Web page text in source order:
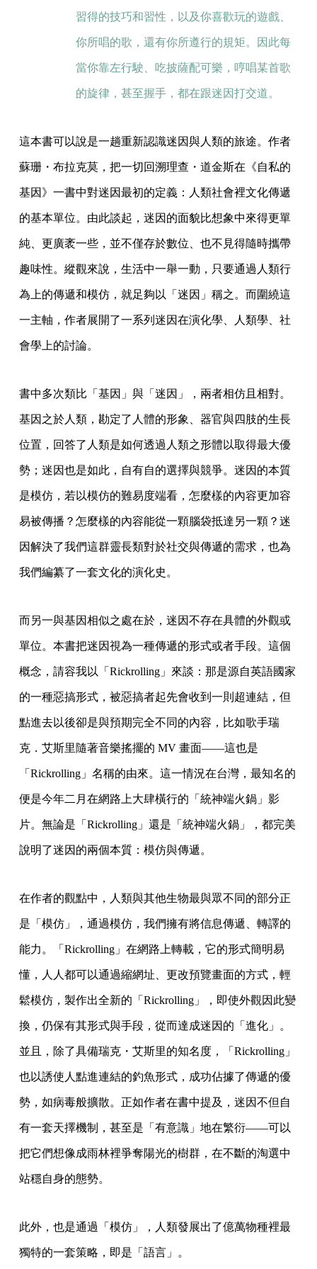
習得的技巧和習性，以及你喜歡玩的遊戲、
你所唱的歌，還有你所遵行的規矩。因此每
當你靠左行駛、吃披薩配可樂，哼唱某首歌
的旋律，甚至握手，都在跟迷因打交道。
這本書可以說是一趟重新認識迷因與人類的旅途。作者
蘇珊・布拉克莫，把一切回溯理查・道金斯在《自私的
基因》一書中對迷因最初的定義：人類社會裡文化傳遞
的基本單位。由此談起，迷因的面貌比想象中來得更單
純、更廣袤一些，並不僅存於數位、也不見得隨時攜帶
趣味性。縱觀來說，生活中一舉一動，只要通過人類行
為上的傳遞和模仿，就足夠以「迷因」稱之。而圍繞這
一主軸，作者展開了一系列迷因在演化學、人類學、社
會學上的討論。
書中多次類比「基因」與「迷因」，兩者相仿且相對。
基因之於人類，勘定了人體的形象、器官與四肢的生長
位置，回答了人類是如何透過人類之形體以取得最大優
勢；迷因也是如此，自有自的選擇與競爭。迷因的本質
是模仿，若以模仿的難易度端看，怎麼樣的內容更加容
易被傳播？怎麼樣的內容能從一顆腦袋抵達另一顆？迷
因解決了我們這群靈長類對於社交與傳遞的需求，也為
我們編纂了一套文化的演化史。
而另一與基因相似之處在於，迷因不存在具體的外觀或
單位。本書把迷因視為一種傳遞的形式或者手段。這個
概念，請容我以「Rickrolling」來談：那是源自英語國家
的一種惡搞形式，被惡搞者起先會收到一則超連結，但
點進去以後卻是與預期完全不同的內容，比如歌手瑞
克．艾斯里隨著音樂搖擺的 MV 畫面——這也是
「Rickrolling」名稱的由來。這一情況在台灣，最知名的
便是今年二月在網路上大肆橫行的「統神端火鍋」影
片。無論是「Rickrolling」還是「統神端火鍋」，都完美
說明了迷因的兩個本質：模仿與傳遞。
在作者的觀點中，人類與其他生物最與眾不同的部分正
是「模仿」，通過模仿，我們擁有將信息傳遞、轉譯的
能力。「Rickrolling」在網路上轉載，它的形式簡明易
懂，人人都可以通過縮網址、更改預覽畫面的方式，輕
鬆模仿，製作出全新的「Rickrolling」，即使外觀因此變
換，仍保有其形式與手段，從而達成迷因的「進化」。
並且，除了具備瑞克・艾斯里的知名度，「Rickrolling」
也以誘使人點進連結的釣魚形式，成功佔據了傳遞的優
勢，如病毒般擴散。正如作者在書中提及，迷因不但自
有一套天擇機制，甚至是「有意識」地在繁衍——可以
把它們想像成雨林裡爭奪陽光的樹群，在不斷的淘選中
站穩自身的態勢。
此外，也是通過「模仿」，人類發展出了億萬物種裡最
獨特的一套策略，即是「語言」。